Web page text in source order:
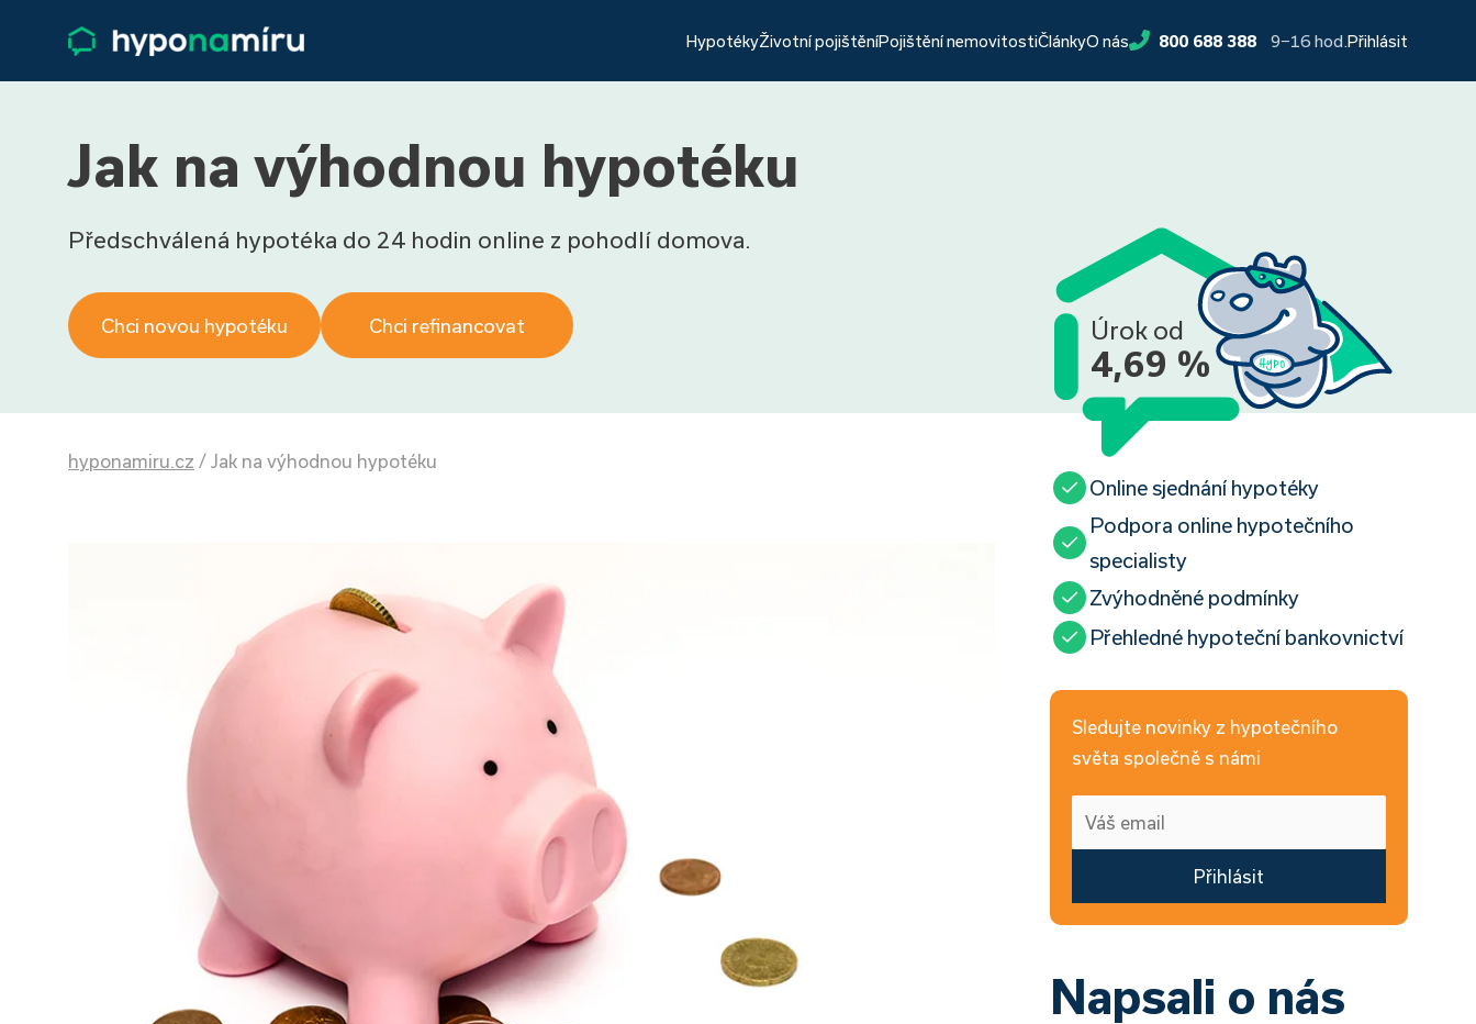
HypotékyŽivotní pojištěníPojištění nemovitostiČlánkyO nás 800 688 388 9−16 hod. Přihlásit
Jak na výhodnou hypotéku
Předschválená hypotéka do 24 hodin online z pohodlí domova.
Chci novou hypotéku Chci refinancovat Úrok od
4,69 %
hyponamiru.cz / Jak na výhodnou hypotéku
Online sjednání hypotéky
Podpora online hypotečního
specialisty
Zvýhodněné podmínky
Přehledné hypoteční bankovnictví
Sledujte novinky z hypotečního
světa společně s námi
Přihlásit
Napsali o nás